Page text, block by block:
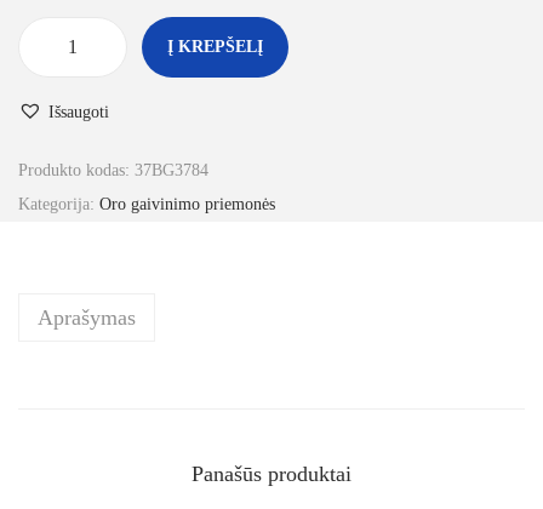
Į KREPŠELĮ
Išsaugoti
Produkto kodas: 37BG3784
Kategorija: Oro gaivinimo priemonės
Aprašymas
Panašūs produktai